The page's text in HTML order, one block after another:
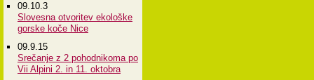
09.10.3
Slovesna otvoritev ekološke
gorske koče Nice
09.9.15
Srečanje z 2 pohodnikoma po
Vii Alpini 2. in 11. oktobra